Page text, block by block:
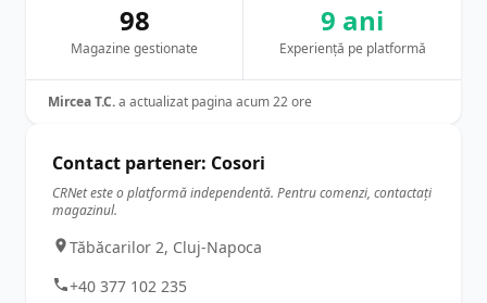
98
Magazine gestionate
9 ani
Experiență pe platformă
Mircea T.C.a actualizat pagina acum 22 ore
Contact partener: Cosori
CRNet este o platformă independentă. Pentru comenzi, contactați
magazinul.
Tăbăcarilor 2, Cluj-Napoca
+40 377 102 235